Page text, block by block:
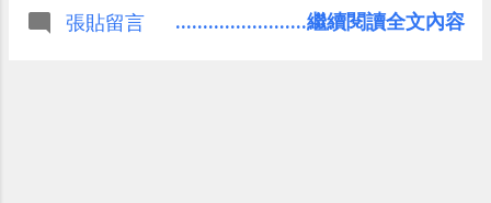
張貼留言 ........................繼續閱讀全文內容